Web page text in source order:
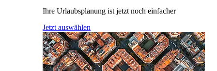
Ihre Urlaubsplanung ist jetzt noch einfacher
Jetzt auswählen